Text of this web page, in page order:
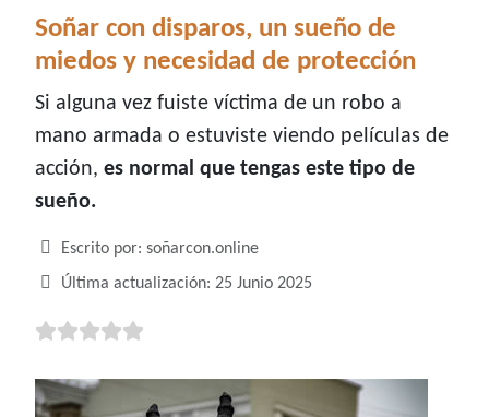
Soñar con disparos, un sueño de
miedos y necesidad de protección
Si alguna vez fuiste víctima de un robo a
mano armada o estuviste viendo películas de
acción, es normal que tengas este tipo de
sueño.
Detalles
Escrito por: soñarcon.online
Última actualización: 25 Junio 2025